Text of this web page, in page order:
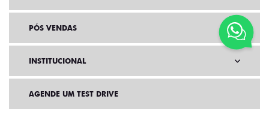
PÓS VENDAS
INSTITUCIONAL
AGENDE UM TEST DRIVE